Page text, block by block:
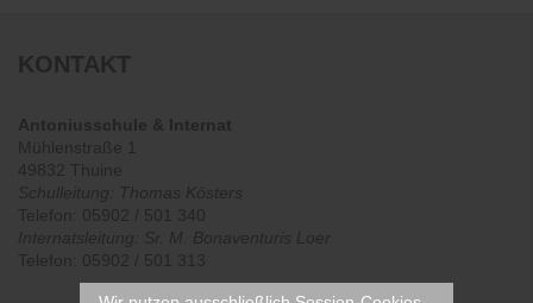
KONTAKT
Antoniusschule & Internat
Mühlenstraße 1
49832 Thuine
Schulleitung: Thomas Kösters
Telefon: 05902 / 501 340
Internatsleitung: Sr. M. Bonaventuris Loer
Telefon: 05902 / 501 313